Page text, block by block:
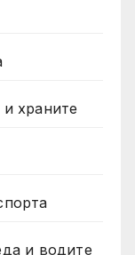
храните
и водите